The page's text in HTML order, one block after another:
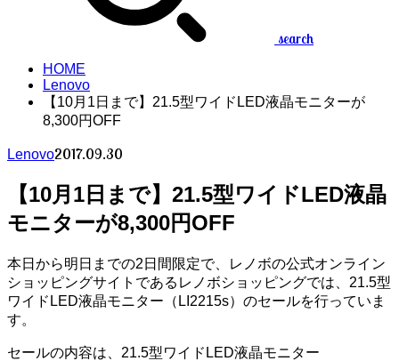
search
HOME
Lenovo
【10月1日まで】21.5型ワイドLED液晶モニターが
8,300円OFF
Lenovo2017.09.30
【10月1日まで】21.5型ワイドLED液晶
モニターが8,300円OFF
本日から明日までの2日間限定で、レノボの公式オンライン
ショッピングサイトであるレノボショッピングでは、21.5型
ワイドLED液晶モニター（LI2215s）のセールを行っていま
す。
セールの内容は、21.5型ワイドLED液晶モニター